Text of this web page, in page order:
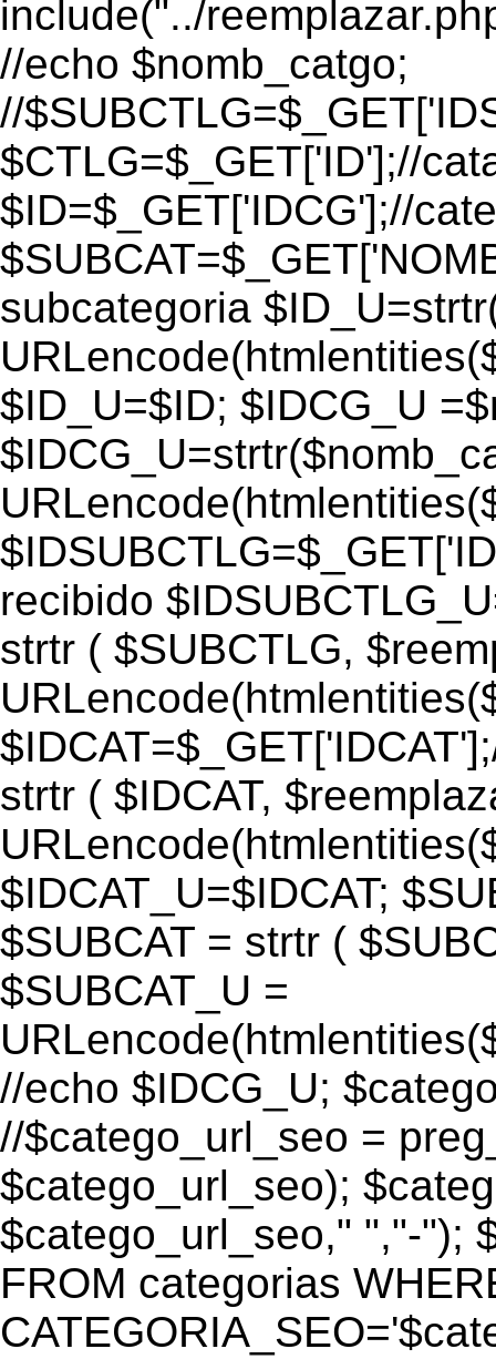
include("../
//echo $nomb_catgo;
//
$CTLG=$_GET['ID'];//
$ID=$_GET['IDCG'];//
subcategoria
$ID_U=$ID; $IDCG_U
recibido
strtr ( $SUBCTLG,
strtr ( $IDCAT,
$IDCAT_U=$IDCAT;
$SUBCAT = strtr (
$SUBCAT_U =
//echo $IDCG_U;
//$catego_url_seo =
$catego_url_seo);
$catego_url_seo," ","-");
FROM categorias